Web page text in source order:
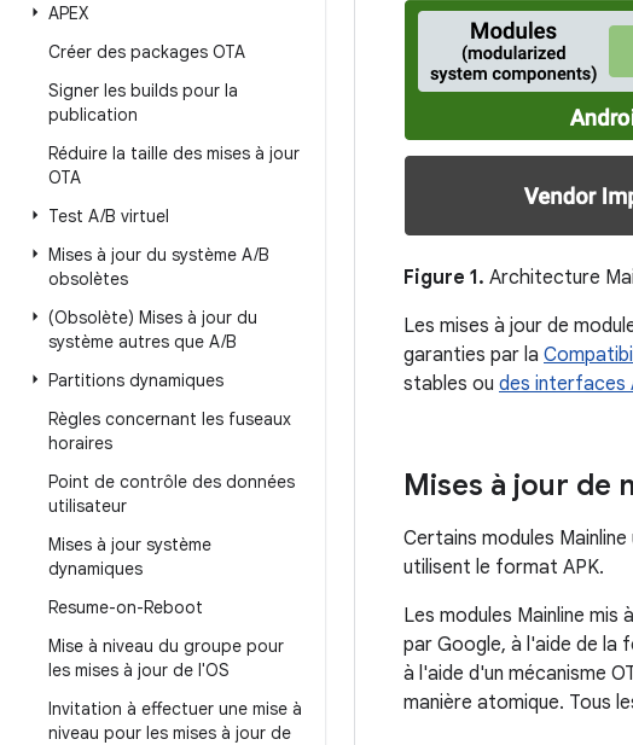
APEX
Créer des packages OTA
Signer les builds pour la
publication
Réduire la taille des mises à jour
OTA
Test A/B virtuel
Mises à jour du système A/B
obsolètes
(Obsolète) Mises à jour du
système autres que A/B
Partitions dynamiques
Règles concernant les fuseaux
horaires
Point de contrôle des données
utilisateur
Mises à jour système
dynamiques
Resume-on-Reboot
Mise à niveau du groupe pour
les mises à jour de l'OS
Invitation à effectuer une mise à
niveau pour les mises à jour de
Figure 1. Architecture
Les mises à jour de
garanties par la
stables ou des interfaces
Mises à jour de
Certains modules
utilisent le format APK.
Les modules Mainline
par Google, à l'aide de la
à l'aide d'un mécanisme
manière atomique. Tous